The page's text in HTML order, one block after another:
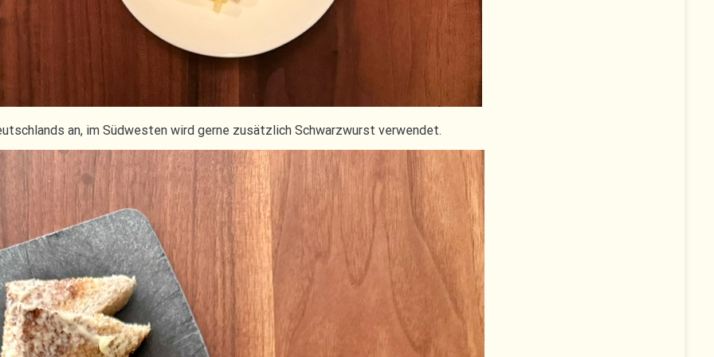
an, im Südwesten wird gerne zusätzlich Schwarzwurst verwendet.